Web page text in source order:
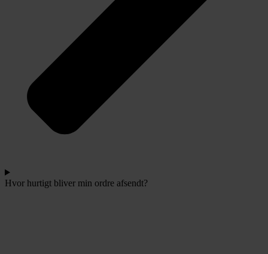
Hvor hurtigt bliver min ordre afsendt?